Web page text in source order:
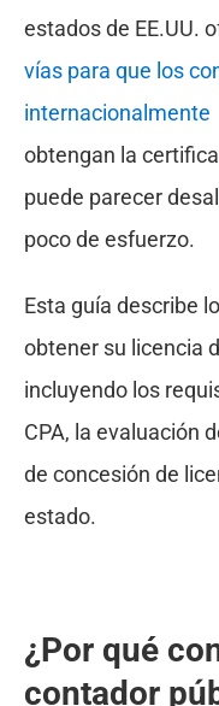
estados de EE.UU.
vías para que los
internacionalmente
obtengan la
puede parecer
poco de esfuerzo.
Esta guía describe
obtener su licencia
incluyendo los
CPA, la evaluación
de concesión de
estado.
¿Por qué
contador